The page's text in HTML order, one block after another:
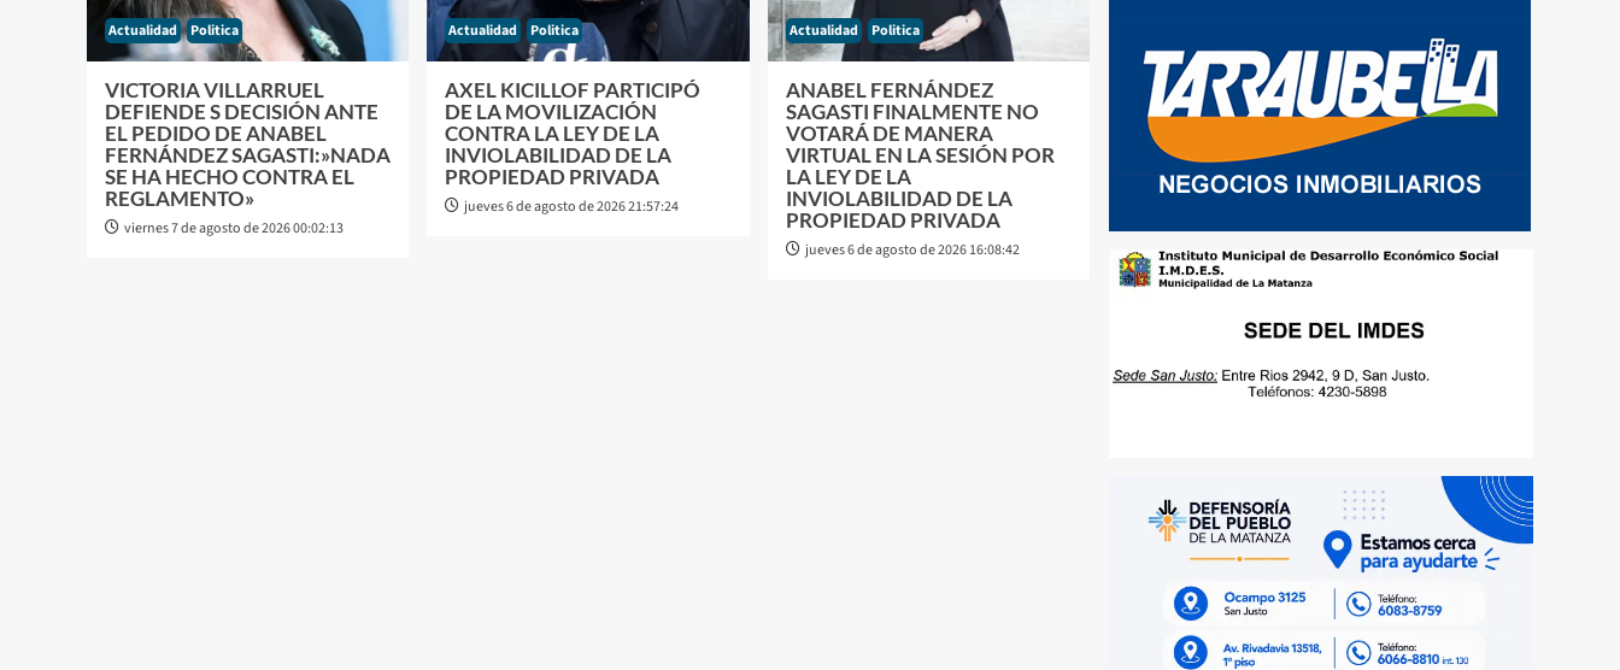
Actualidad Politica
VICTORIA VILLARRUEL
DEFIENDE S DECISIÓN ANTE
EL PEDIDO DE ANABEL
FERNÁNDEZ SAGASTI:»NADA
SE HA HECHO CONTRA EL
REGLAMENTO»
viernes 7 de agosto de 2026 00:02:13
Actualidad Politica
AXEL KICILLOF PARTICIPÓ
DE LA MOVILIZACIÓN
CONTRA LA LEY DE LA
INVIOLABILIDAD DE LA
PROPIEDAD PRIVADA
jueves 6 de agosto de 2026 21:57:24
Actualidad Politica
ANABEL FERNÁNDEZ
SAGASTI FINALMENTE NO
VOTARÁ DE MANERA
VIRTUAL EN LA SESIÓN POR
LA LEY DE LA
INVIOLABILIDAD DE LA
PROPIEDAD PRIVADA
jueves 6 de agosto de 2026 16:08:42